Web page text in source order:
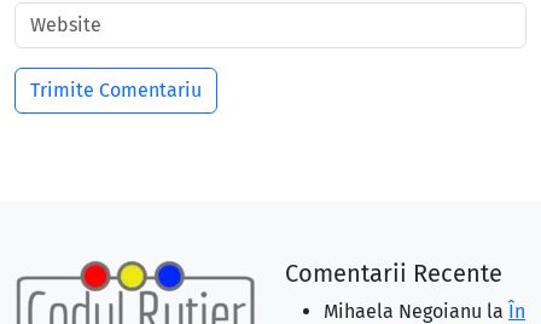
Comentarii Recente
Mihaela Negoianu la În